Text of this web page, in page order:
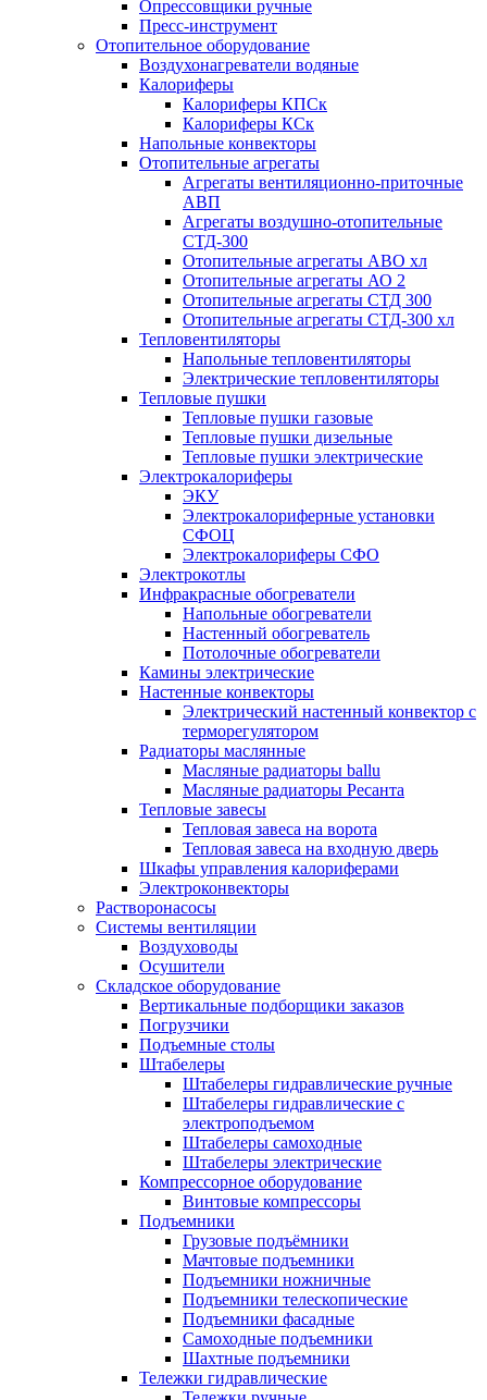
Опрессовщики ручные
Пресс-инструмент
Отопительное оборудование
Воздухонагреватели водяные
Калориферы
Калориферы КПСк
Калориферы КСк
Напольные конвекторы
Отопительные агрегаты
Агрегаты вентиляционно-приточные
АВП
Агрегаты воздушно-отопительные
СТД-300
Отопительные агрегаты АВО хл
Отопительные агрегаты АО 2
Отопительные агрегаты СТД 300
Отопительные агрегаты СТД-300 хл
Тепловентиляторы
Напольные тепловентиляторы
Электрические тепловентиляторы
Тепловые пушки
Тепловые пушки газовые
Тепловые пушки дизельные
Тепловые пушки электрические
Электрокалориферы
ЭКУ
Электрокалориферные установки
СФОЦ
Электрокалориферы СФО
Электрокотлы
Инфракрасные обогреватели
Напольные обогреватели
Настенный обогреватель
Потолочные обогреватели
Камины электрические
Настенные конвекторы
Электрический настенный конвектор с
терморегулятором
Радиаторы маслянные
Масляные радиаторы ballu
Масляные радиаторы Ресанта
Тепловые завесы
Тепловая завеса на ворота
Тепловая завеса на входную дверь
Шкафы управления калориферами
Электроконвекторы
Растворонасосы
Системы вентиляции
Воздуховоды
Осушители
Складское оборудование
Вертикальные подборщики заказов
Погрузчики
Подъемные столы
Штабелеры
Штабелеры гидравлические ручные
Штабелеры гидравлические с
электроподъемом
Штабелеры самоходные
Штабелеры электрические
Компрессорное оборудование
Винтовые компрессоры
Подъемники
Грузовые подъёмники
Мачтовые подъемники
Подъемники ножничные
Подъемники телескопические
Подъемники фасадные
Самоходные подъемники
Шахтные подъемники
Тележки гидравлические